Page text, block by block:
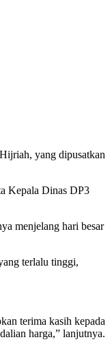
yang dipusatkan
Kepala Dinas DP3
menjelang hari besar
terlalu tinggi,
terima kasih kepada
harga,” lanjutnya.